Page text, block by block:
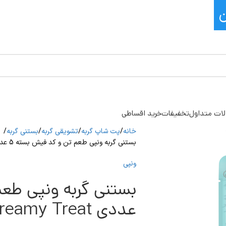
متداولتخفیفاتخرید اقساطی
خانه پت شاپ گربه تشویقی گربه بستنی گربه
بستنی گربه ونپی طعم تن و کد فیش بسته 5 عددی Wanpy Creamy Treat
ونپی
عددی Wanpy Creamy Treat